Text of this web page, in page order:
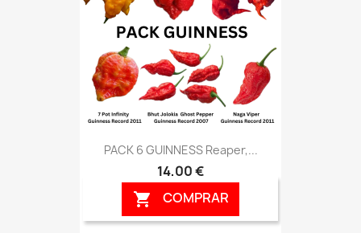
PACK 6 GUINNESS Reaper,...
14,00 €
 COMPRAR